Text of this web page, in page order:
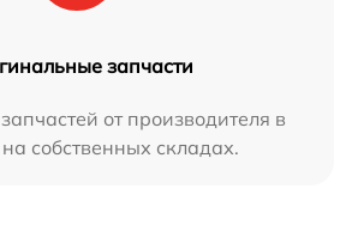
запчасти
от производителя в
собственных складах.